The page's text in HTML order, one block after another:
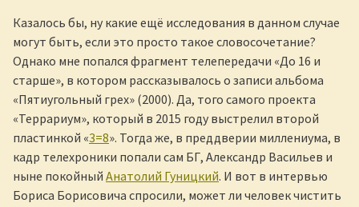
Казалось бы, ну какие ещё исследования в данном случае
могут быть, если это просто такое словосочетание?
Однако мне попался фрагмент телепередачи «До 16 и
старше», в котором рассказывалось о записи альбома
«Пятиугольный грех» (2000). Да, того самого проекта
«Террариум», который в 2015 году выстрелил второй
пластинкой «3=8». Тогда же, в преддверии миллениума, в
кадр телехроники попали сам БГ, Александр Васильев и
ныне покойный Анатолий Гуницкий. И вот в интервью
Бориса Борисовича спросили, может ли человек чистить